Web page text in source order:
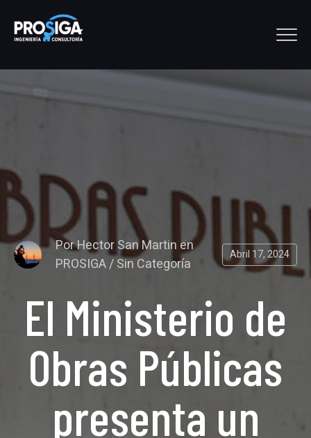
PorHector San Martin en
PROSIGA/Sin Categoría
Abril 17, 2024
El Ministerio de
Obras Públicas
presenta un